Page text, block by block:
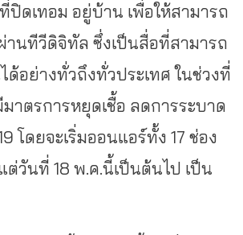
ปิดเทอม อยู่บ้าน เพื่อให้สามารถ
านทีวีดิจิทัล ซึ่งเป็นสื่อที่สามารถ
ด้อย่างทั่วถึงทั่วประเทศ ในช่วงที่
าตรการหยุดเชื้อ ลดการระบาด
โดยจะเริ่มออนแอร์ทั้ง 17 ช่อง
ต่วันที่ 18 พ.ค.นี้เป็นต้นไป เป็น